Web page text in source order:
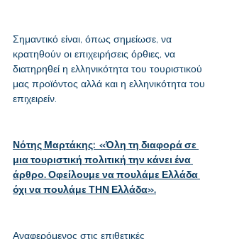
Σημαντικό είναι, όπως σημείωσε, να
κρατηθούν οι επιχειρήσεις όρθιες, να
διατηρηθεί η ελληνικότητα του τουριστικού
μας προϊόντος αλλά και η ελληνικότητα του
επιχειρείν.
Νότης Μαρτάκης:  «Όλη τη διαφορά σε
μια τουριστική πολιτική την κάνει ένα
άρθρο. Οφείλουμε να πουλάμε Ελλάδα
όχι να πουλάμε ΤΗΝ Ελλάδα».
Αναφερόμενος στις επιθετικές